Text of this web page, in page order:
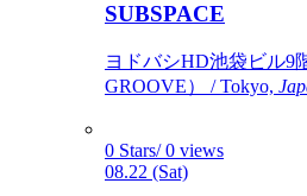
SUBSPACE
ヨドバシHD池袋ビル9
GROOVE） / Tokyo,
0 Stars/ 0 views
08.22 (Sat)